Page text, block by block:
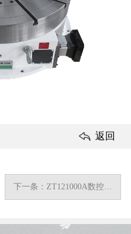
返回
下一条：ZT121000A数控回